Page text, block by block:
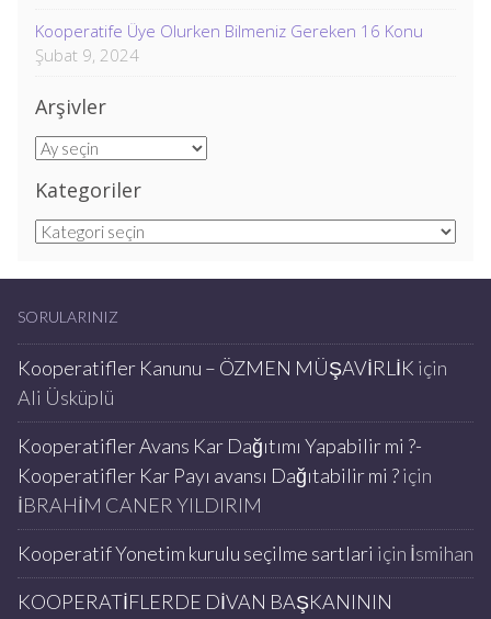
Kooperatife Üye Olurken Bilmeniz Gereken 16 Konu
Şubat 9, 2024
Arşivler
Arşivler
Kategoriler
Kategoriler
SORULARINIZ
Kooperatifler Kanunu – ÖZMEN MÜŞAVİRLİK için
Ali Üsküplü
Kooperatifler Avans Kar Dağıtımı Yapabilir mi ?-
Kooperatifler Kar Payı avansı Dağıtabilir mi ?için
İBRAHİM CANER YILDIRIM
Kooperatif Yonetim kurulu seçilme sartlari için İsmihan
KOOPERATİFLERDE DİVAN BAŞKANININ